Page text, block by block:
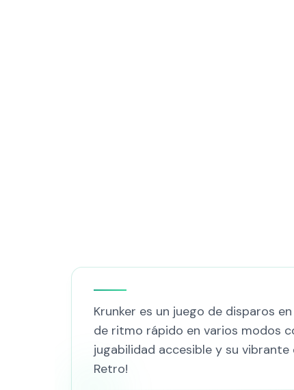
Krunker es un juego de disparos
de ritmo rápido en varios modos
jugabilidad accesible y su vibrante
Retro!